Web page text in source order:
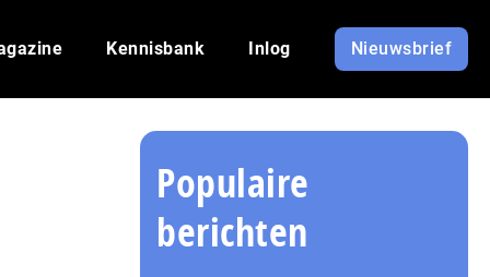
Kennisbank Inlog Nieuwsbrief
Populaire
berichten